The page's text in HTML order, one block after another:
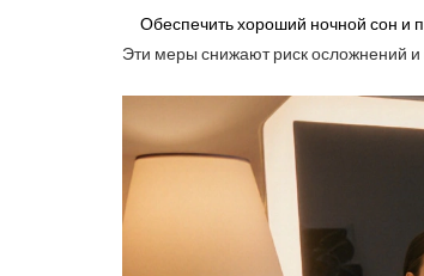
Обеспечить хороший ночной сон и
Эти меры снижают риск осложнений